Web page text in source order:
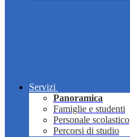
Servizi
Panoramica
Famiglie e studenti
Personale scolastico
Percorsi di studio